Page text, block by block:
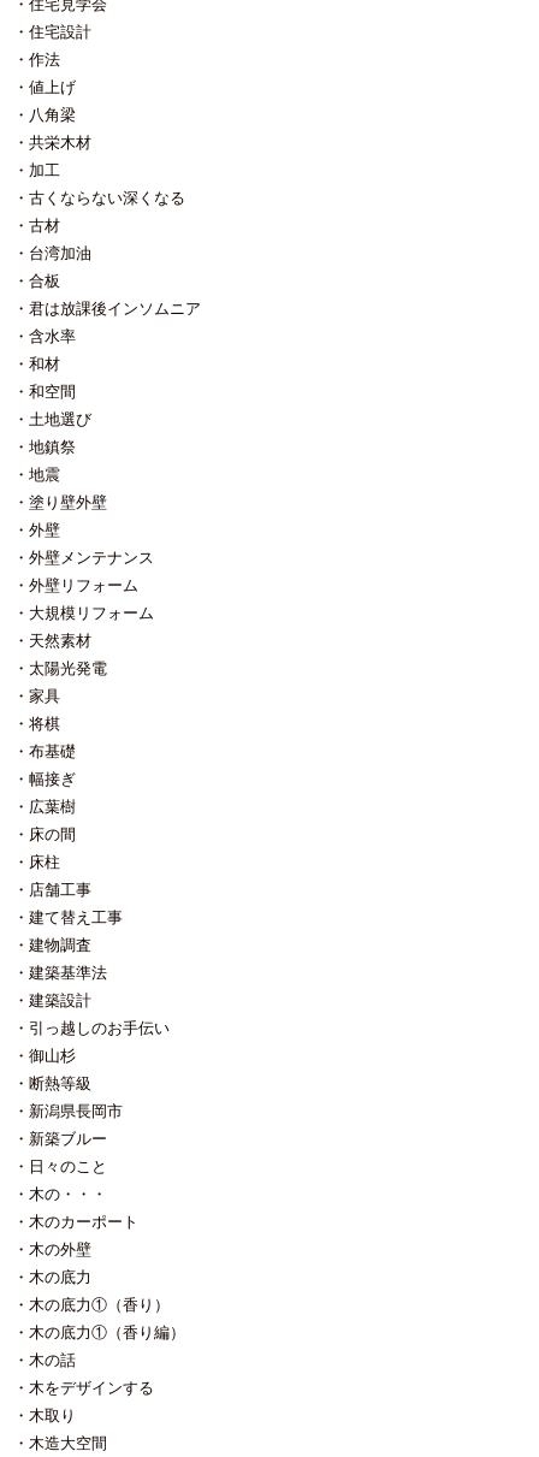
住宅見学会
住宅設計
作法
値上げ
八角梁
共栄木材
加工
古くならない深くなる
古材
台湾加油
合板
君は放課後インソムニア
含水率
和材
和空間
土地選び
地鎮祭
地震
塗り壁外壁
外壁
外壁メンテナンス
外壁リフォーム
大規模リフォーム
天然素材
太陽光発電
家具
将棋
布基礎
幅接ぎ
広葉樹
床の間
床柱
店舗工事
建て替え工事
建物調査
建築基準法
建築設計
引っ越しのお手伝い
御山杉
断熱等級
新潟県長岡市
新築ブルー
日々のこと
木の・・・
木のカーポート
木の外壁
木の底力
木の底力①（香り）
木の底力①（香り編）
木の話
木をデザインする
木取り
木造大空間